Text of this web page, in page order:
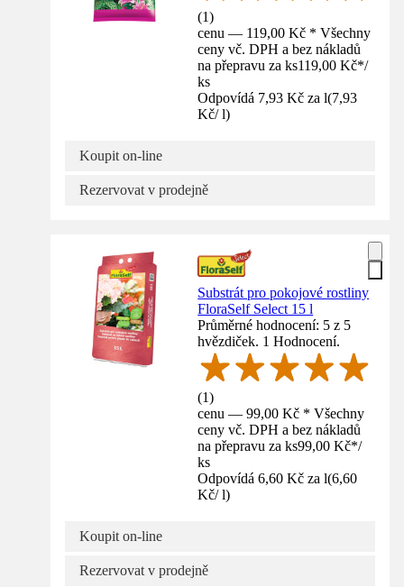
(1)
cenu — 119,00 Kč * Všechny
ceny vč. DPH a bez nákladů
na přepravu za ks119,00 Kč*/
ks
Odpovídá 7,93 Kč za l(7,93
Kč/ l)
Koupit on-line
Rezervovat v prodejně
Substrát pro pokojové rostliny
FloraSelf Select 15 l
Průměrné hodnocení: 5 z 5
hvězdiček. 1 Hodnocení.
(1)
cenu — 99,00 Kč * Všechny
ceny vč. DPH a bez nákladů
na přepravu za ks99,00 Kč*/
ks
Odpovídá 6,60 Kč za l(6,60
Kč/ l)
Koupit on-line
Rezervovat v prodejně